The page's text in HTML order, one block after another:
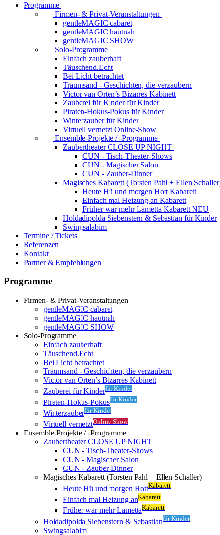
Programme
Firmen- & Privat-Veranstaltungen
gentleMAGIC cabaret
gentleMAGIC hautnah
gentleMAGIC SHOW
Solo-Programme
Einfach zauberhaft
Täuschend.Echt
Bei Licht betrachtet
Traumsand - Geschichten, die verzaubern
Victor van Orten’s Bizarres Kabinett
Zauberei für Kinder für Kinder
Piraten-Hokus-Pokus für Kinder
Winterzauber für Kinder
Virtuell vernetzt Online-Show
Ensemble-Projekte / -Programme
Zaubertheater CLOSE UP NIGHT
CUN - Tisch-Theater-Shows
CUN - Magischer Salon
CUN - Zauber-Dinner
Magisches Kabarett (Torsten Pahl + Ellen
Heute Hü und morgen Hott Kabarett
Einfach mal Heizung an Kabarett
Früher war mehr Lametta Kabarett NEU
Holdadipolda Siebenstern & Sebastian für Kinder
Swingsalabim
Termine / Tickets
Referenzen
Kontakt
Partner & Empfehlungen
Programme
Firmen- & Privat-Veranstaltungen
gentleMAGIC cabaret
gentleMAGIC hautnah
gentleMAGIC SHOW
Solo-Programme
Einfach zauberhaft
Täuschend.Echt
Bei Licht betrachtet
Traumsand - Geschichten, die verzaubern
Victor van Orten’s Bizarres Kabinett
Zauberei für Kinderfür Kinder
Piraten-Hokus-Pokusfür Kinder
Winterzauberfür Kinder
Virtuell vernetztOnline-Show
Ensemble-Projekte / -Programme
Zaubertheater CLOSE UP NIGHT
CUN - Tisch-Theater-Shows
CUN - Magischer Salon
CUN - Zauber-Dinner
Magisches Kabarett (Torsten Pahl + Ellen Schaller)
Heute Hü und morgen HottKabarett
Einfach mal Heizung anKabarett
Früher war mehr LamettaKabarett
Holdadipolda Siebenstern & Sebastianfür Kinder
Swingsalabim